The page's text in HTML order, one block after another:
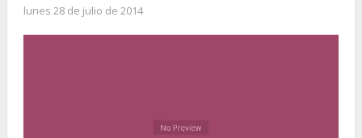
lunes 28 de julio de 2014